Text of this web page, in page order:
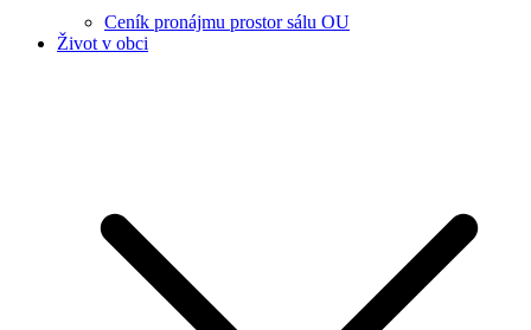
Ceník pronájmu prostor sálu OU
Život v obci